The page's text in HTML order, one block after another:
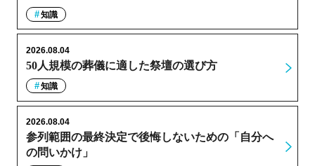
知識
50人規模の葬儀に適した祭壇の選び方
2026.08.04
知識
参列範囲の最終決定で後悔しないための「自分へ
の問いかけ」
2026.08.04